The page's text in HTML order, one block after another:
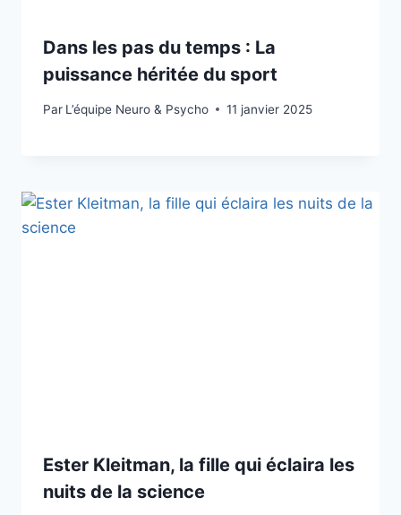
Dans les pas du temps : La
puissance héritée du sport
Par L’équipe Neuro & Psycho 11 janvier 2025
Ester Kleitman, la fille qui éclaira les
nuits de la science